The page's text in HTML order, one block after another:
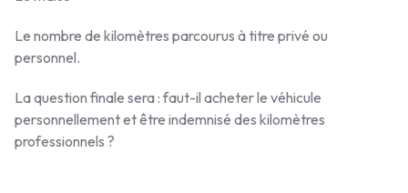
Le nombre de kilomètres parcourus à titre privé ou
personnel.
La question finale sera : faut-il acheter le véhicule
personnellement et être indemnisé des kilomètres
professionnels ?